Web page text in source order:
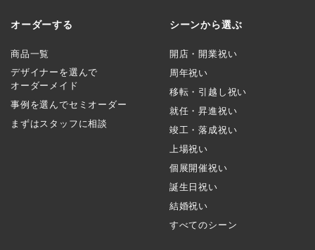
オーダーする
商品一覧
デザイナーを選んで
オーダーメイド
事例を選んでセミオーダー
まずはスタッフに相談
シーンから選ぶ
開店・開業祝い
周年祝い
移転・引越し祝い
就任・昇進祝い
竣工・落成祝い
上場祝い
個展開催祝い
誕生日祝い
結婚祝い
すべてのシーン